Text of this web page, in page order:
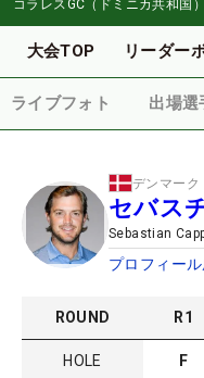
コラレスGC（ドミニカ共和国）
大会TOP リーダー
ライブフォト 出場選
デンマーク
セバス
Sebastian
プロフィール
ROUND R1
HOLE F